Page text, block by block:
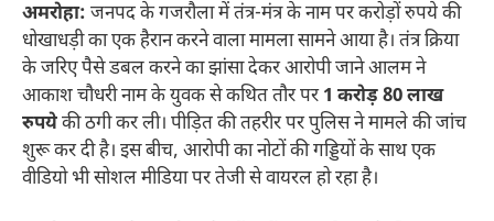
अमरोहा: जनपद के गजरौला में तंत्र-मंत्र के नाम पर करोड़ों रुपये की
धोखाधड़ी का एक हैरान करने वाला मामला सामने आया है। तंत्र क्रिया
के जरिए पैसे डबल करने का झांसा देकर आरोपी जाने आलम ने
आकाश चौधरी नाम के युवक से कथित तौर पर1 करोड़ 80 लाख
रुपयेकी ठगी कर ली। पीड़ित की तहरीर पर पुलिस ने मामले की जांच
शुरू कर दी है। इस बीच, आरोपी का नोटों की गड्डियों के साथ एक
वीडियो भी सोशल मीडिया पर तेजी से वायरल हो रहा है।